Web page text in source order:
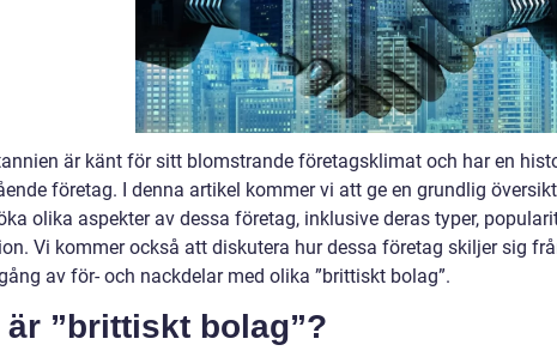
är känt för sitt blomstrande företagsklimat och har en
företag. I denna artikel kommer vi att ge en grundlig
olika aspekter av dessa företag, inklusive deras typer,
Vi kommer också att diskutera hur dessa företag skiljer sig
av för- och nackdelar med olika ”brittiskt bolag”.
är ”brittiskt bolag”?